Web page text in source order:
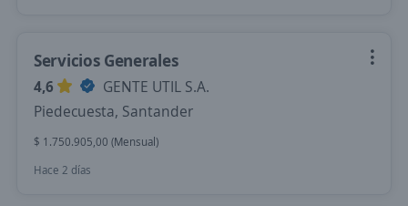
Servicios Generales
4,6
GENTE UTIL S.A.
Piedecuesta, Santander
$ 1.750.905,00 (Mensual)
Hace 2 días